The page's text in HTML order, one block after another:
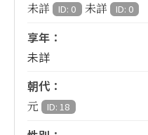
未詳 ID: 0 未詳 ID: 0
享年：
未詳
朝代：
元 ID: 18